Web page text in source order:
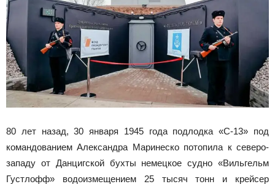
80 лет назад, 30 января 1945 года подлодка «С-13» под
командованием Александра Маринеско потопила к северо-
западу от Данцигской бухты немецкое судно «Вильгельм
Густлофф» водоизмещением 25 тысяч тонн и крейсер